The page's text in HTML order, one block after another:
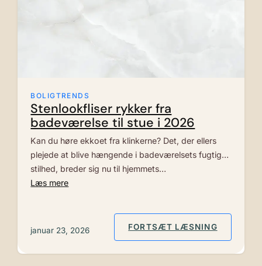
BOLIGTRENDS
Stenlookfliser rykker fra
badeværelse til stue i 2026
Kan du høre ekkoet fra klinkerne? Det, der ellers
plejede at blive hængende i badeværelsets fugtige
stilhed, breder sig nu til hjemmets…
Læs mere
januar 23, 2026 FORTSÆT LÆSNING: